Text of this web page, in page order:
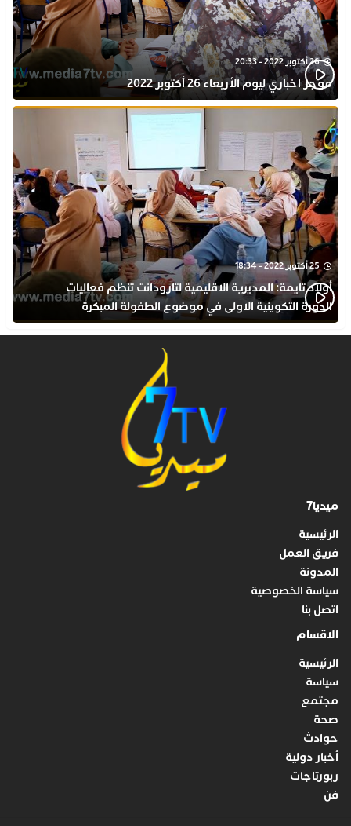
26 أكتوبر 2022 - 20:33
موجز اخباري ليوم الأربعاء 26 أكتوبر 2022
25 أكتوبر 2022 - 18:34
أولاد تايمة: المديرية الاقليمية لتارودانت تنظم فعاليات
الدورة التكوينية الاولى في موضوع الطفولة المبكرة
بمركز التكوين ثانوية الحسن الثاني التأهيلية
ميديا7
الرئيسية
فريق العمل
المدونة
سياسة الخصوصية
اتصل بنا
الاقسام
الرئيسية
سياسة
مجتمع
صحة
حوادث
أخبار دولية
ربورتاجات
فن